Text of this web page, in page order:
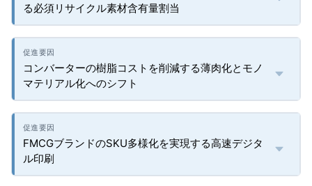
る必須リサイクル素材含有量割当
コンバーターの樹脂コストを削減する薄肉化とモノ
マテリアル化へのシフト
FMCGブランドのSKU多様化を実現する高速デジタ
ル印刷